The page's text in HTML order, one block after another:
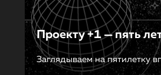
Проекту +1 — пять
Заглядываем на пятилетку